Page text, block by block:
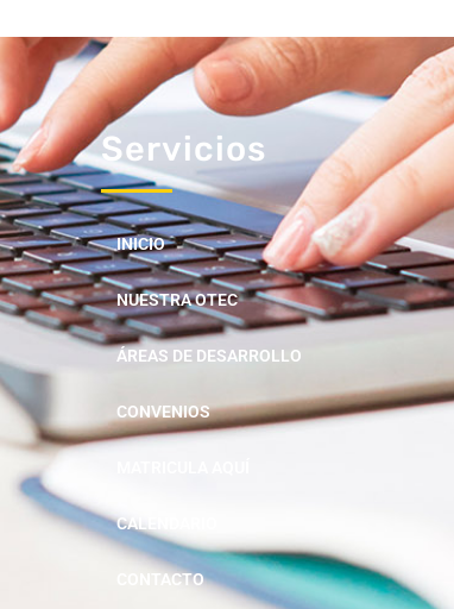
Servicios
INICIO
NUESTRA OTEC
ÁREAS DE DESARROLLO
CONVENIOS
CALENDARIO
CONTACTO